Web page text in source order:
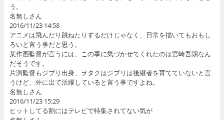
う。
名無しさん
2016/11/23 14:58
アニメは飛んだり跳ねたりするだけじゃなく、日常を描いてもおもし
ろいと言う事だと思う。
某作画監督が言うには、この事に気づかせてくれたのは宮崎吾朗なん
だそうです。
片渕監督もジブリ出身、ヲタクはジブリは後継者を育てていないと言
うけど、外に出て活躍していると言う事ですよね。
名無しさん
2016/11/23 15:29
ヒットしてる割にはテレビで特集されてない気が